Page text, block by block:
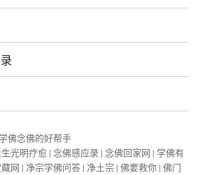
佛念佛的好帮手
光明疗愈 |念佛感应录 |念佛回家网 |学佛有
网 | 净宗学佛问答 | 净土宗 |佛要救你 |佛门